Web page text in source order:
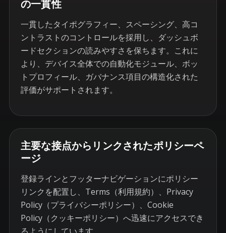
の一貫性
一貫したタイポグラフィー、スペーシング、高コ
ントラストのコントロールを採用し、ダッシュボ
ードセクションの読みやすさを保ちます。これに
より、デバイス全体での自動化モジュール、ボッ
トプロフィール、ガバナンス項目の構造化された
評価がサポートされます。
主要な接点からリンクされたポリシーペ
ージ
登録ラインとフッターナビゲーションにポリシー
リンクを配置し、Terms（利用規約）、Privacy
Policy（プライバシーポリシー）、Cookie
Policy（クッキーポリシー）へ迅速にアクセスでき